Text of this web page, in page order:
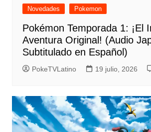
Novedades Pokemon
Pokémon Temporada 1: ¡El
Aventura Original! (Audio
Subtitulado en Español)
PokeTVLatino 19 julio, 2026